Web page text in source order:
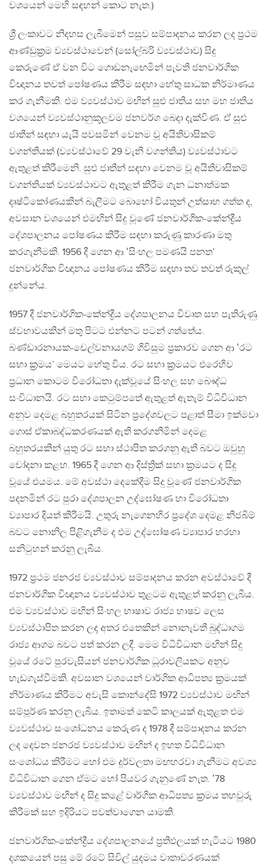
වශයෙන් මෙහි සඳහන් කොට නැත.)
ශ්‍රී ලංකාවට නිදහස ලැබීමෙන් පසුව සම්පාදනය කරන ලද ප්‍රථම
ආණ්ඩුක්‍රම ව්‍යවස්ථාවෙන් (සෝල්බරි ව්‍යවස්ථාව) සිදු
කෙරුණේ ඒ වන විට ගොඩනැඟෙමින් පැවති ජනවාර්ගික
විඥානය තවත් පෝෂණය කිරීම සඳහා හේතු සාධක නිර්මාණය
කර ගැනීමකි. එම ව්‍යවස්ථාව මඟින් සුළු ජාතිය සහ මහ ජාතිය
වශයෙන් ව්‍යවස්ථානුකූලවම ජනවර්ග බෙදා දැක්විණ. ඒ සුළු
ජාතීන් සඳහා යැයි පවසමින් වෙනම වූ අයිතිවාසිකම්
වගන්තියක් (ව්‍යවස්ථාවේ 29 වැනි වගන්තිය) ව්‍යවස්ථාවට
ඇතුළත් කිරීමෙනි. සුළු ජාතීන් සඳහා වෙනම වූ අයිතිවාසිකම්
වගන්තියක් ව්‍යවස්ථාවට ඇතුළත් කිරීම ගැන ධනාත්මක
දෘෂ්ටිකෝණයකින් බැලීමට බොහෝ වියතුන් උත්සාහ ගත්ත ද,
අවසාන වශයෙන් එමඟින් සිදු වූණේ ජනවාර්ගික-කේන්ද්‍රීය
දේශපාලනය පෝෂණය කිරීම සඳහා කරුණු කාරණා මතු
කරගැනීමකි. 1956 දී ගෙන ආ ‛සිංහල පමණයි පනත’
ජනවාර්ගික විඥානය පෝෂණය කිරීම සඳහා තව තවත් රුකුල්
දුන්නේය.
1957 දී ජනවාර්ගික-කේන්ද්‍රීය දේශපාලනය විවෘත සහ පැතිරුණු
ස්වභාවයකින් මතු පිටට එන්නට පටන් ගත්තේය.
බණ්ඩාරනායක-චෙල්වනායගම් ගිවිසුම ප්‍රකාරව ගෙන ආ ‛රට
සභා ක්‍රමය’ මෙයට හේතු විය. රට සභා ක්‍රමයට එරෙහිව
ප්‍රධාන කොටම විරෝධතා දැක්වූයේ සිංහල සහ බෞද්ධ
සංවිධානයි. රට සභා කෙටුම්පතේ ඇතුළත් ඇතැම් විධිවිධාන
අනුව දෙමළ බහුතරයක් සිටින ප්‍රදේශවලට පළාත් සීමා ඉක්මවා
ගොස් ඒකාබද්ධකරණයක් ඇති කරගනිමින් දෙමළ
බහුතරයකින් යුතු රට සභා ස්ථාපිත කරගනු ඇති බවට ඔවුහු
චෝදනා කළහ. 1965 දී ගෙන ආ දිස්ත්‍රික් සභා ක්‍රමයට ද සිදු
වූයේ එයමය. මේ අවස්ථා දෙකේදීම සිදු වූණේ ජනවාර්ගික
පදනමින් රට පුරා දේශපාලන උද්ඝෝෂණ හා විරෝධතා
ව්‍යාපාර දියත් කිරීමයි. උතුරු නැගෙනහිර ප්‍රදේශ දෙමළ නිජබිම්
බවට නොනිල පිළිගැනීම ද එම උද්ඝෝෂණ ව්‍යාපාර හරහා
සනිටුහන් කරනු ලැබීය.
1972 ප්‍රථම ජනරජ ව්‍යවස්ථාව සම්පාදනය කරන අවස්ථාවේ දී
ජනවාර්ගික විඥානය ව්‍යවස්ථාව තුළටම ඇතුළත් කරනු ලැබීය.
එම ව්‍යවස්ථාව මඟින් සිංහල භාෂාව රාජ්‍ය භාෂව ලෙස
ව්‍යවස්ථාපිත කරන ලද අතර එතෙකින් නොනැවතී බුද්ධාගම
රාජ්‍ය ආගම බවට පත් කරන ලදී. මෙම විධිවිධාන මඟින් සිදු
වූයේ රටේ පුරවැසියන් ජනවාර්ගික ධූරාවලියකට අනුව
හැඩගැස්වීමකි. අවසාන වශයෙන් වාර්ගික ආධිපත්‍ය ක්‍රමයක්
නිර්මාණය කිරීමට අවැසි කොන්දේසි 1972 ව්‍යවස්ථාව මඟින්
සම්පූර්ණ කරනු ලැබීය. ඉතාමත් කෙටි කාලයක් ඇතුළත එම
ව්‍යවස්ථාව සංශෝධනය කෙරුණ ද 1978 දී සම්පාදනය කරන
ලද දෙවන ජනරජ ව්‍යවස්ථාව මඟින් ද ඉහත විධිවිධාන
සංශෝධය කිරීමට හෝ එම දුර්වලතා මඟහරවා ගැනීමට අවශ්‍ය
විධිවිධාන ගෙන ඒමට හෝ පියවර ගැනුණේ නැත. ‛78
ව්‍යවස්ථාව මඟින් ද සිදු කළේ වාර්ගික ආධිපත්‍ය ක්‍රමය තහවුරු
කිරීමක් සහ ඉදිරියට පවත්වාගෙන යාමකි.
ජනවාර්ගික-කේන්ද්‍රීය දේශපාලනයේ ප්‍රතිඵලයක් හැටියට 1980
දශකයෙන් පසු මේ රටේ සිවිල් යුදමය වාතාවරණයක්